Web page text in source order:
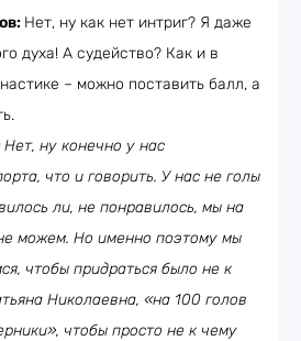
Нет, ну как нет интриг? Я даже
духа! А судейство? Как и в
– можно поставить балл, а
Нет, ну конечно у нас
что и говорить. У нас не голы
ли, не понравилось, мы на
можем. Но именно поэтому мы
чтобы придраться было не к
Николаевна, «на 100 голов
чтобы просто не к чему